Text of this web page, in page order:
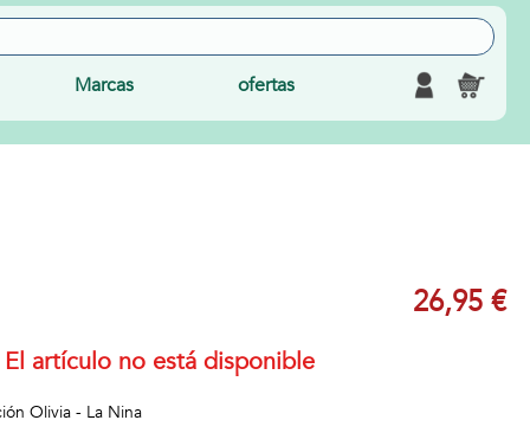
Marcas ofertas
26,95 €
El artículo no está disponible
Olivia - La Nina